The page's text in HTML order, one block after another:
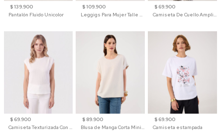
$ 139.900
Pantalón Fluido Unicolor
$ 109.900
Leggigs Para Mujer Talle Alto Liso
$ 69.900
Camiseta De Cuello Amplio Y Manga 3/4 Para Mujer
$ 69.900
Camiseta Texturizada Con Hombro Caído Para Mujer
$ 89.900
Blusa de Manga Corta Minimalista para Mujer
$ 69.900
Camiseta estampada